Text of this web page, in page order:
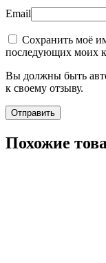
Email
Сохранить моё
последующих моих
Вы должны быть
к своему отзыву.
Похожие